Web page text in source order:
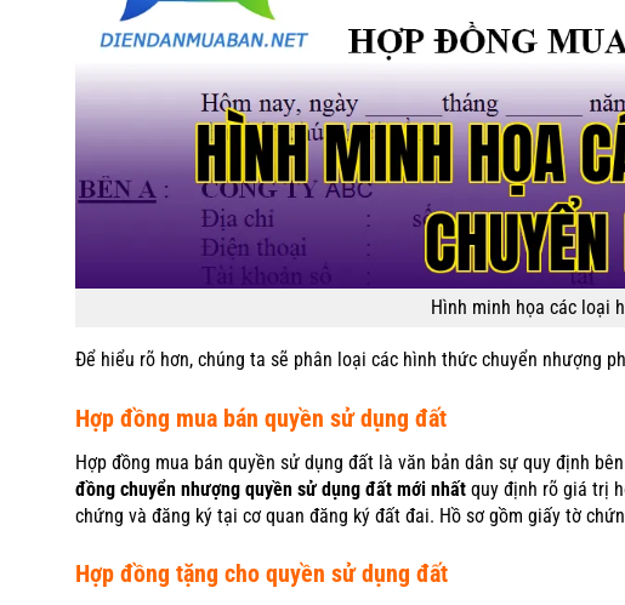
Hình minh họa các loại
Để hiểu rõ hơn, chúng ta sẽ phân loại các hình thức chuyển nhượng
Hợp đồng mua bán quyền sử dụng đất
Hợp đồng mua bán quyền sử dụng đất là văn bản dân sự quy định
đồng chuyển nhượng quyền sử dụng đất mới nhất quy định rõ giá trị
chứng và đăng ký tại cơ quan đăng ký đất đai. Hồ sơ gồm giấy tờ
Hợp đồng tặng cho quyền sử dụng đất